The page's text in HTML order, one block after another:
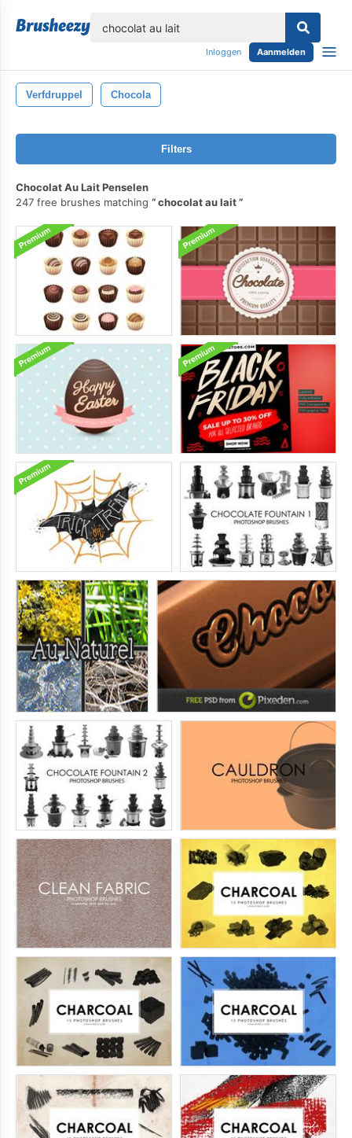
Inloggen Aanmelden
Verfdruppel Chocola
Filters
Chocolat Au Lait Penselen
247 free brushes matching
chocolat au lait